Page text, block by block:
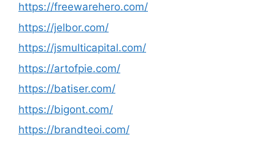
https://freewarehero.com/
https://jelbor.com/
https://jsmulticapital.com/
https://artofpie.com/
https://batiser.com/
https://bigont.com/
https://brandteoi.com/